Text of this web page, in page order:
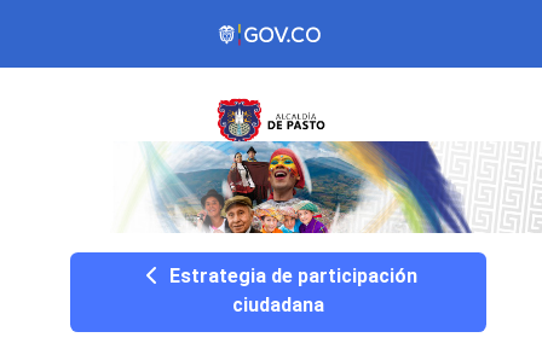
Estrategia de participación
ciudadana